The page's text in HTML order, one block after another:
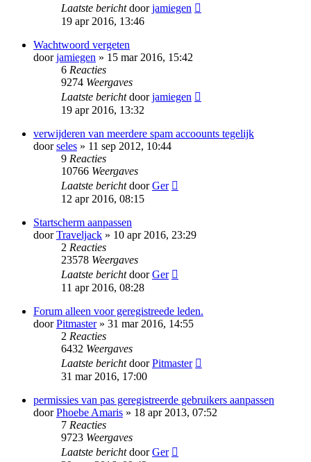
Laatste berichtdoorjamiegen
19 apr 2016, 13:46
Wachtwoord vergeten
doorjamiegen » 15 mar 2016, 15:42
6 Reacties
9274 Weergaves
Laatste berichtdoorjamiegen
19 apr 2016, 13:32
verwijderen van meerdere spam accoounts tegelijk
doorseles » 11 sep 2012, 10:44
9 Reacties
10766 Weergaves
Laatste berichtdoorGer
12 apr 2016, 08:15
Startscherm aanpassen
doorTraveljack » 10 apr 2016, 23:29
2 Reacties
23578 Weergaves
Laatste berichtdoorGer
11 apr 2016, 08:28
Forum alleen voor geregistreede leden.
doorPitmaster» 31 mar 2016, 14:55
2 Reacties
6432 Weergaves
Laatste berichtdoorPitmaster
31 mar 2016, 17:00
permissies van pas geregistreerde gebruikers aanpassen
doorPhoebe Amaris » 18 apr 2013, 07:52
7 Reacties
9723 Weergaves
Laatste berichtdoorGer